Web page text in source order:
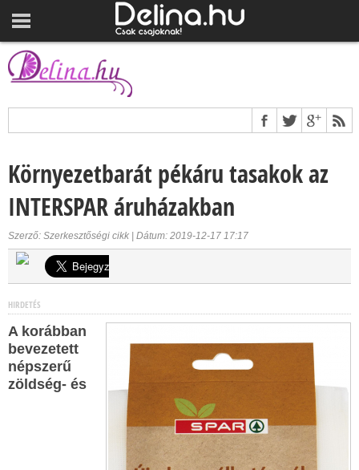
Környezetbarát pékáru tasakok az
INTERSPAR áruházakban
Szerző: Szerkesztőségi cikk | Dátum: 2019-12-17 17:17
HIRDETÉS
A korábban
bevezetett
népszerű
zöldség- és